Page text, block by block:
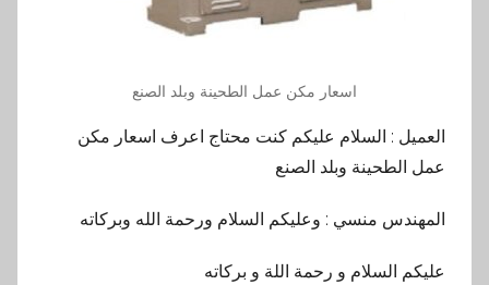
اسعار مكن عمل الطحينة وبلد الصنع
العميل : السلام عليكم كنت محتاج اعرف اسعار مكن
عمل الطحينة وبلد الصنع
المهندس منسي : وعليكم السلام ورحمة الله وبركاته
عليكم السلام و رحمة اللة و بركاته